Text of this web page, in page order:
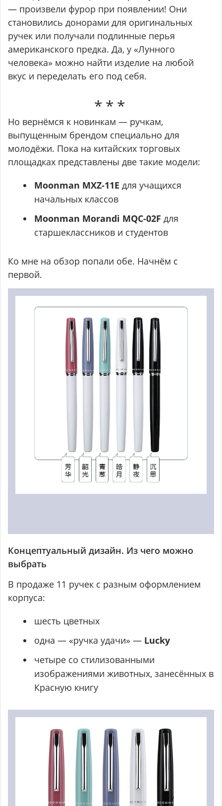
— произвели фурор при появлении! Они
становились донорами для оригинальных
ручек или получали подлинные перья
американского предка. Да, у «Лунного
человека» можно найти изделие на любой
вкус и переделать его под себя.
Но вернёмся к новинкам — ручкам,
выпущенным брендом специально для
молодёжи. Пока на китайских торговых
площадках представлены две такие модели:
Moonman MXZ-11E для учащихся
начальных классов
Moonman Morandi MQC-02F для
старшеклассников и студентов
Ко мне на обзор попали обе. Начнём с
первой.
Концептуальный дизайн. Из чего можно
выбрать
В продаже 11 ручек с разным оформлением
корпуса:
шесть цветных
одна — «ручка удачи» — Lucky
четыре со стилизованными
изображениями животных, занесённых в
Красную книгу